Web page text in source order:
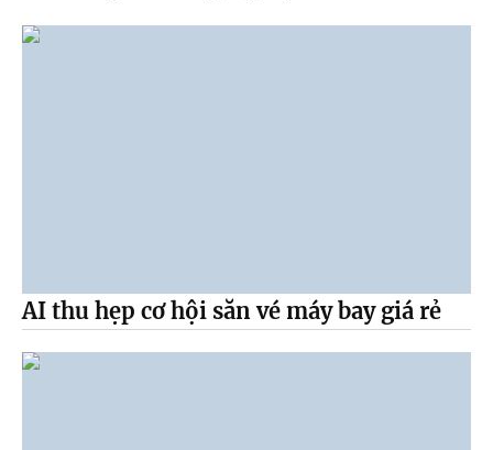
AI thu hẹp cơ hội săn vé máy bay giá rẻ